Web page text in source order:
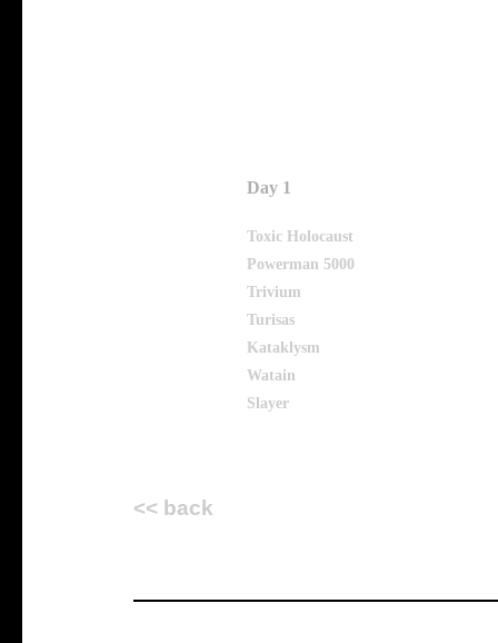
Day 1
Toxic Holocaust
Powerman 5000
Trivium
Turisas
Kataklysm
Watain
Slayer
<< back